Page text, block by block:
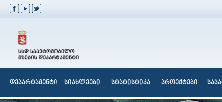
დეპარტამენტი სიახლეები სტატისტიკა პროექტები